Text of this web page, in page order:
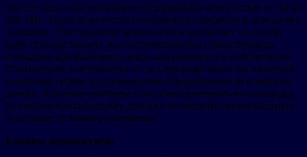
Это сегмент собственников оборудования мощностью от 20 до
500 кВт. Такое количество невозможно содержать в домашних
условиях. Этот масштаб деятельности заставляет в полной
мере прочувствовать все несовершенство существующих
площадок для майнинга, люди задумываются о собственных
помещениях, контейнерах и т.д. Они рады были бы получить
понятный сервис по размещению оборудования за понятные
деньги. Крупные майнеры способны приезжать на площадку
со своими контейнерами, для них необходимо предусмотреть
отдельные условия размещения.
Каковы перспективы